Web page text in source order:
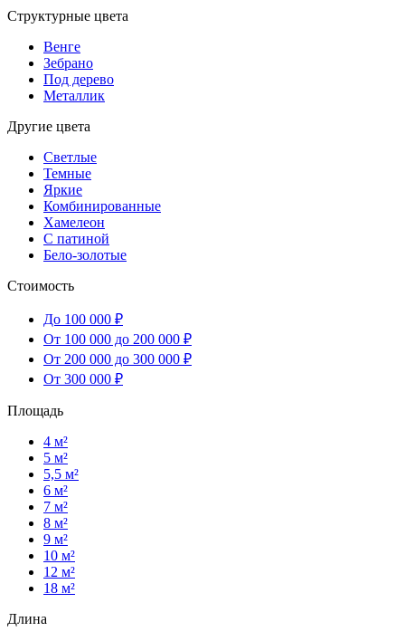
Структурные цвета
Венге
Зебрано
Под дерево
Металлик
Другие цвета
Светлые
Темные
Яркие
Комбинированные
Хамелеон
С патиной
Бело-золотые
Стоимость
До 100 000 ₽
От 100 000 до 200 000 ₽
От 200 000 до 300 000 ₽
От 300 000 ₽
Площадь
4 м²
5 м²
5,5 м²
6 м²
7 м²
8 м²
9 м²
10 м²
12 м²
18 м²
Длина